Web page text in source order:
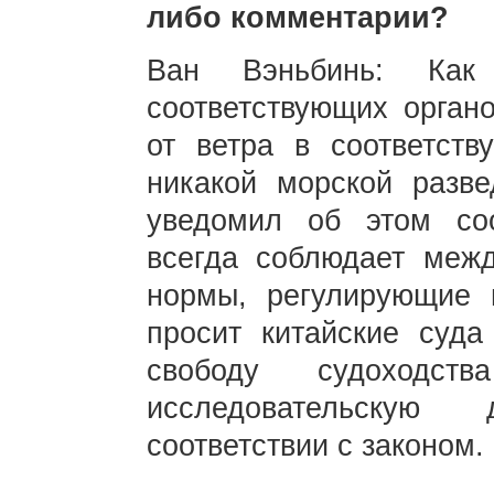
либо комментарии?
Ван Вэньбинь:
соответствующих
от ветра в
никакой морской
уведомил об этом
всегда соблюдает
нормы, регулирующие
просит китайские
свободу
соответствии с законом.